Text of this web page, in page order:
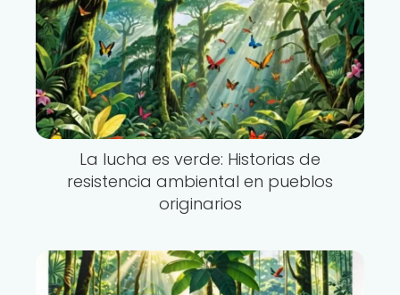
La lucha es verde: Historias de
resistencia ambiental en pueblos
originarios